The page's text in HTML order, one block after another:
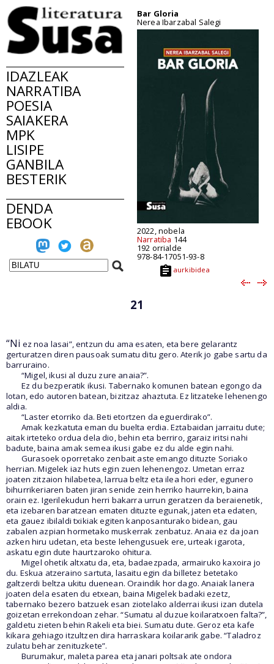
IDAZLEAK
NARRATIBA
POESIA
SAIAKERA
MPK
LISIPE
GANBILA
BESTERIK
DENDA
EBOOK
Bar Gloria
Nerea Ibarzabal Salegi
2022, nobela
Narratiba 144
192 orrialde
978-84-17051-93-8
aurkibidea
21
“Ni ez noa lasai”, entzun du ama esaten, eta bere gelarantz
gerturatzen diren pausoak sumatu ditu gero. Aterik jo gabe sartu da
barruraino.
“Migel, ikusi al duzu zure anaia?”.
Ez du bezperatik ikusi. Tabernako komunen batean egongo da
lotan, edo autoren batean, bizitzaz ahaztuta. Ez litzateke lehenengo
aldia.
“Laster etorriko da. Beti etortzen da eguerdirako”.
Amak kezkatuta eman du buelta erdia. Eztabaidan jarraitu dute;
aitak irteteko ordua dela dio, behin eta berriro, garaiz iritsi nahi
badute, baina amak semea ikusi gabe ez du alde egin nahi.
Gurasoek oporretako zenbait aste emango dituzte Soriako
herrian. Migelek iaz huts egin zuen lehenengoz. Umetan erraz
joaten zitzaion hilabetea, larrua beltz eta ilea hori eder, egunero
bihurrikeriaren baten jiran senide zein herriko haurrekin, baina
orain ez. Igerilekudun herri bakarra urrun geratzen da beraienetik,
eta izebaren baratzean ematen dituzte egunak, jaten eta edaten,
eta gauez ibilaldi txikiak egiten kanposanturako bidean, gau
zabalen azpian hormetako muskerrak zenbatuz. Anaia ez da joan
azken hiru udetan, eta beste lehengusuek ere, urteak igarota,
askatu egin dute haurtzaroko ohitura.
Migel ohetik altxatu da, eta, badaezpada, armairuko kaxoira jo
du. Eskua atzeraino sartuta, lasaitu egin da billetez betetako
galtzerdi beltza ukitu duenean. Oraindik hor dago. Anaiak lanera
joaten dela esaten du etxean, baina Migelek badaki ezetz,
tabernako bezero batzuek esan ziotelako alderrai ikusi izan dutela
goizetan errekondoan zehar. “Sumatu al duzue koilaratxoen falta?”,
galdetu zieten behin Rakeli eta biei. Sumatu dute. Geroz eta kafe
kikara gehiago itzultzen dira harraskara koilararik gabe. “Taladroz
zulatu behar zenituzkete”.
Burumakur, maleta parea eta janari poltsak ate ondora